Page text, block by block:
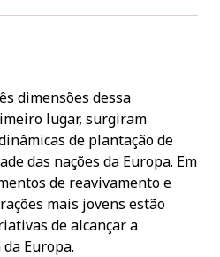
dimensões dessa
lugar, surgiram
de plantação de
das nações da Europa. Em
de reavivamento e
mais jovens estão
de alcançar a
Europa.